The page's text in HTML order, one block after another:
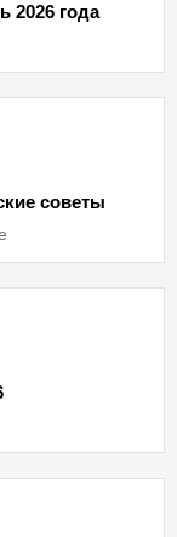
2026 года
советы